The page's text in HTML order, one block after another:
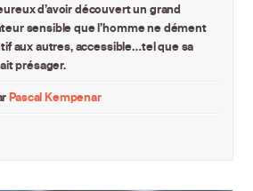
d’avoir découvert un grand
sensible que l’homme ne dément
aux autres, accessible…tel que sa
présager.
Pascal Kempenar